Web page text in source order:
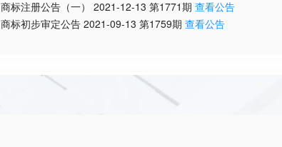
商标注册公告（一） 2021-12-13 第1771期 查看公告
商标初步审定公告 2021-09-13 第1759期 查看公告